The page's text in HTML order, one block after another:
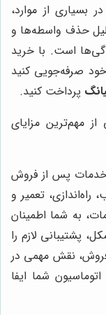
بسیاری از موارد،
دلیل حذف واسطه‌ها و
است. با خرید
خود صرفه‌جویی کنید
پرداخت کنید.
مهم‌ترین مزایای
خدمات پس از فروش
تعمیر و
به شما اطمینان
پشتیبانی لازم را
نقش مهمی در
شما ایفا